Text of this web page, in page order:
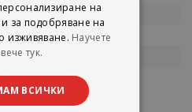
на
за подобряване на
изживяване. Научете
тук.
ВСИЧКИ